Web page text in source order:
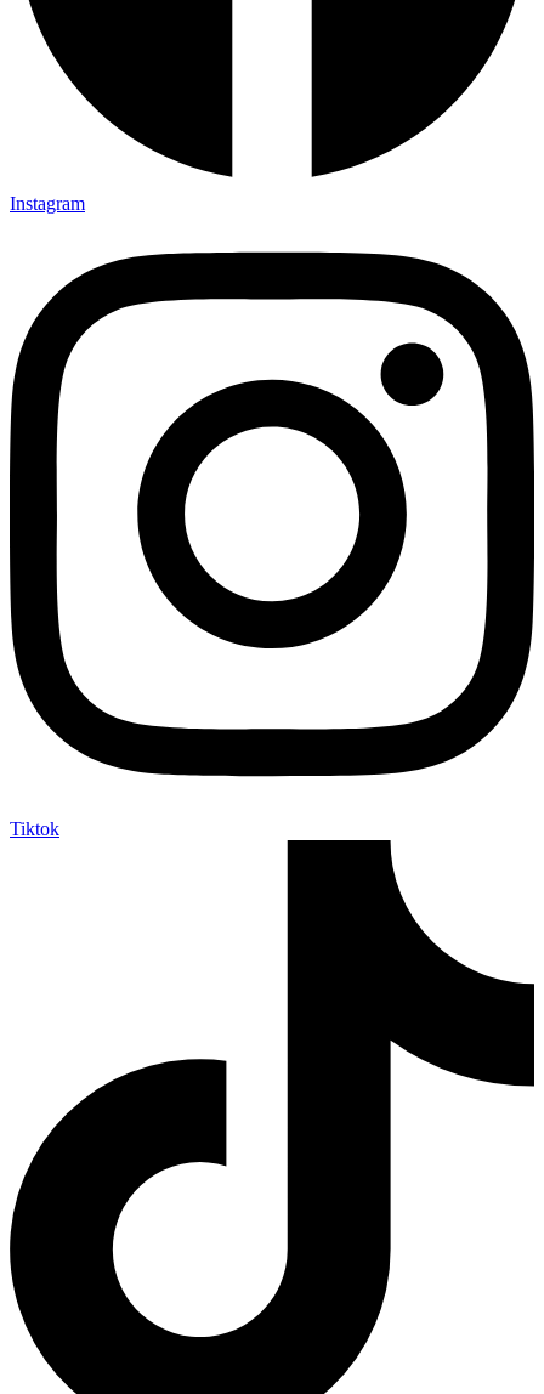
Instagram
Tiktok